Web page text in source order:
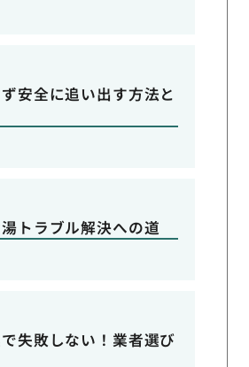
安全に追い出す方法と
トラブル解決への道
失敗しない！業者選び